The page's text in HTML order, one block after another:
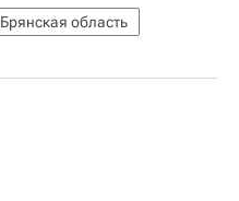
Брянская область